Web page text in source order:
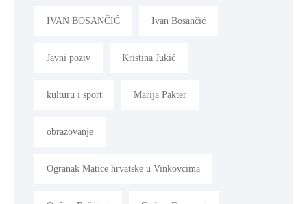
IVAN BOSANČIĆ Ivan Bosančić
Javni poziv Kristina Jukić
kulturu i sport Marija Pakter
obrazovanje
Ogranak Matice hrvatske u Vinkovcima